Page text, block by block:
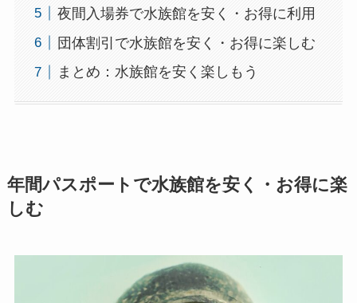
夜間入場券で水族館を安く・お得に利用
団体割引で水族館を安く・お得に楽しむ
まとめ：水族館を安く楽しもう
年間パスポートで水族館を安く・お得に楽
しむ